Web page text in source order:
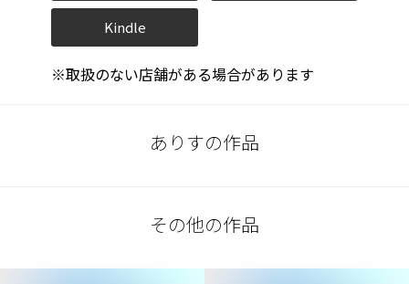
Kindle
※取扱のない店舗がある場合があります
ありすの作品
その他の作品